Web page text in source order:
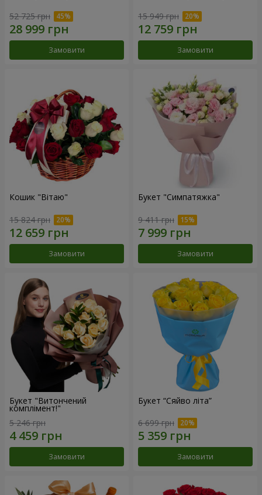
52 725 грн
Замовити
15 949 грн
Замовити
Кошик "Вітаю"
15 824 грн
Замовити
Букет "Симпатяжка"
9 411 грн
Замовити
Букет "Витончений
комплімент!"
5 246 грн
Замовити
Букет “Сяйво літа”
6 699 грн
Замовити